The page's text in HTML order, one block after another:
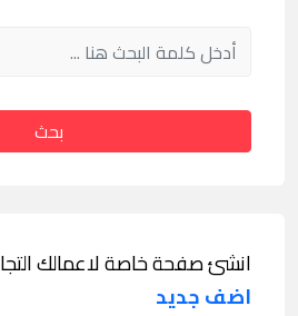
بحث
انشئ صفحة خاصة لاعمالك
اضف جديد